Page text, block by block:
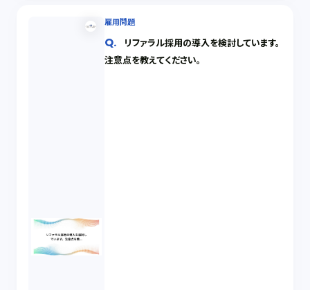
雇用問題
リファラル採用の導入を検討しています。
注意点を教えてください。